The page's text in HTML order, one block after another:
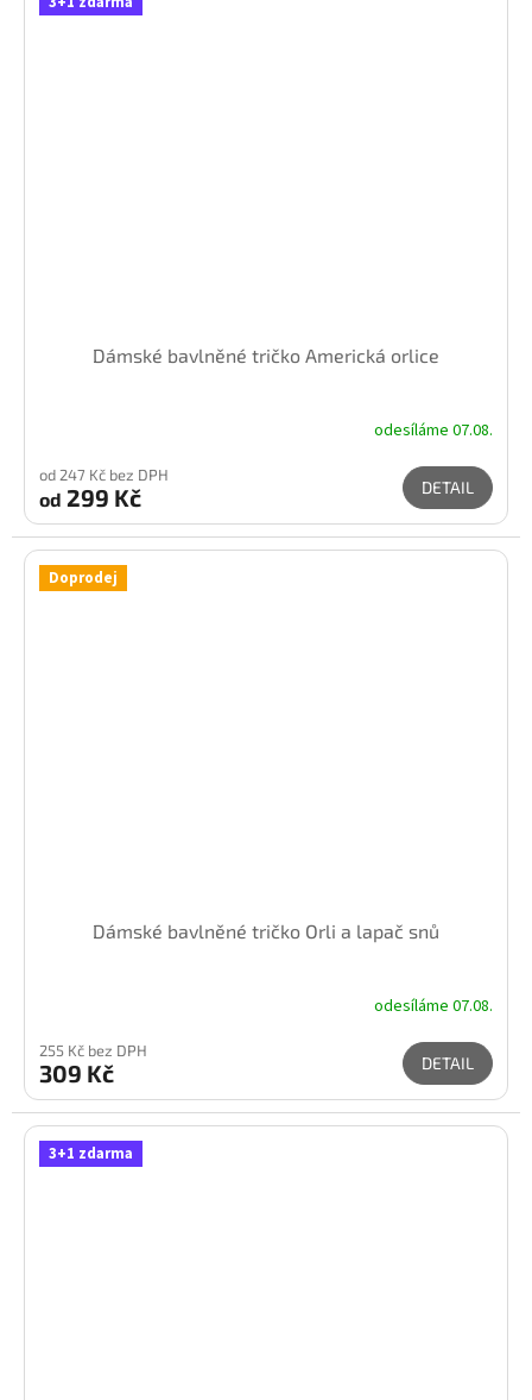
Dámské bavlněné tričko Americká orlice
odesíláme 07.08.
od 247 Kč bez DPH
od 299 Kč DETAIL
Doprodej
Dámské bavlněné tričko Orli a lapač snů
odesíláme 07.08.
255 Kč bez DPH
309 Kč DETAIL
3+1 zdarma